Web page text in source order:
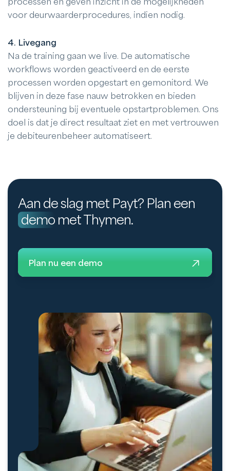
voor deurwaarderprocedures, indien nodig.
4. Livegang
Na de training gaan we live. De automatische
workflows worden geactiveerd en de eerste
processen worden opgestart en gemonitord. We
blijven in deze fase nauw betrokken en bieden
ondersteuning bij eventuele opstartproblemen. Ons
doel is dat je direct resultaat ziet en met vertrouwen
je debiteurenbeheer automatiseert.
Aan de slag met Payt? Plan een
demo met Thymen.
Plan nu een demo